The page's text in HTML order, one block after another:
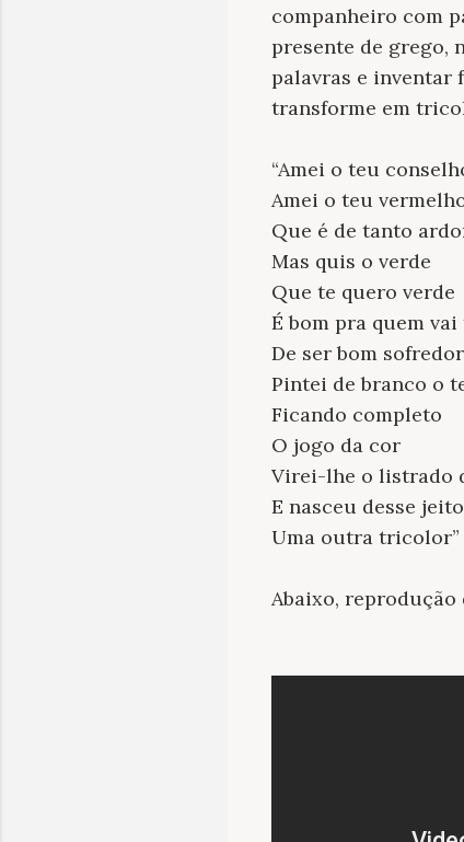
companheiro com
presente de grego,
palavras e inventar
transforme em
“Amei o teu
Amei o teu
Que é de tanto
Mas quis o verde
Que te quero verde
É bom pra quem
De ser bom sofredor
Pintei de branco o
Ficando completo
O jogo da cor
Virei-lhe o listrado
E nasceu desse jeito
Uma outra tricolor”
Abaixo, reprodução